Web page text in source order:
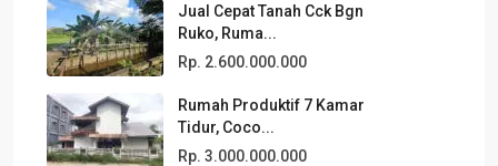
Jual Cepat Tanah Cck Bgn
Ruko, Ruma...
Rp. 2.600.000.000
Rumah Produktif 7 Kamar
Tidur, Coco...
Rp. 3.000.000.000